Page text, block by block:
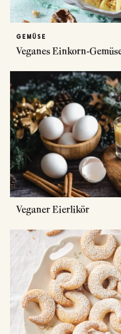
GEMÜSE
Veganes Einkorn-
Veganer Eierlikör